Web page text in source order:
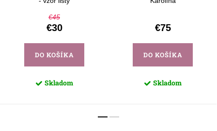
€45
€30
DO KOŠÍKA
Skladom
€75
DO KOŠÍKA
Skladom